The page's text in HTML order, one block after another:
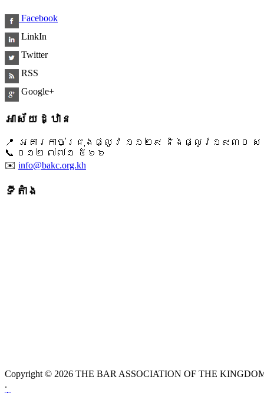
Facebook
LinkIn
Twitter
RSS
Google+
អាស័យដ្ឋាន
📍 អគារកាច់ជ្រុងផ្លូវ ១១២៩ និងផ្លូវ១៩៣០ ស
📞 ​០១២ ៧៧១ ៥៦៦
✉️ info@bakc.org.kh
ទីតាំង
Copyright © 2026 THE BAR ASSOCIATION OF THE
.